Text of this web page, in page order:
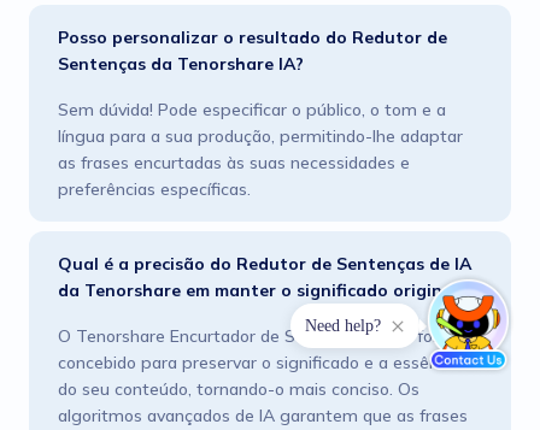
Posso personalizar o resultado do Redutor de
Sentenças da Tenorshare IA?
Sem dúvida! Pode especificar o público, o tom e a
língua para a sua produção, permitindo-lhe adaptar
as frases encurtadas às suas necessidades e
preferências específicas.
Qual é a precisão do Redutor de Sentenças de IA
da Tenorshare em manter o significado original?
O Tenorshare Encurtador de Sentenças de IA foi
concebido para preservar o significado e a essência
do seu conteúdo, tornando-o mais conciso. Os
algoritmos avançados de IA garantem que as frases